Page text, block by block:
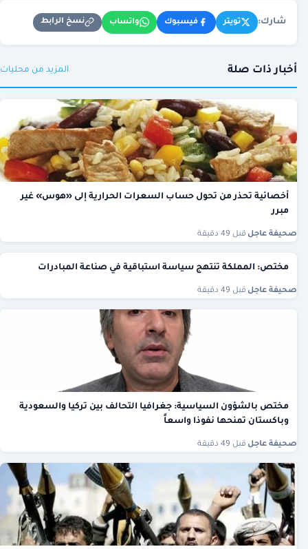
شارك: تويتر فيسبوك واتساب نسخ الرابط
أخبار ذات صلة المزيد من محليات
أخصائية تحذر من تحول حساب السعرات الحرارية إلى «هوس» غير
مبرر
صحيفة عاجل قبل 49 دقيقة
مختص: المملكة تنتهج سياسة استباقية في صناعة المبادرات
صحيفة عاجل قبل 49 دقيقة
مختص بالشؤون السياسية: جغرافيا التحالف بين تركيا والسعودية
وباكستان تمنحها نفوذا واسعاً
صحيفة عاجل قبل 49 دقيقة